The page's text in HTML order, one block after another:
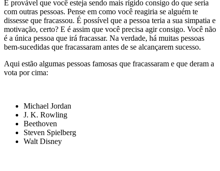
É provável que você esteja sendo mais rígido consigo do que seria
com outras pessoas. Pense em como você reagiria se alguém te
dissesse que fracassou. É possível que a pessoa teria a sua simpatia e
motivação, certo? E é assim que você precisa agir consigo. Você não
é a única pessoa que irá fracassar. Na verdade, há muitas pessoas
bem-sucedidas que fracassaram antes de se alcançarem sucesso.
Aqui estão algumas pessoas famosas que fracassaram e que deram a
vota por cima:
Michael Jordan
J. K. Rowling
Beethoven
Steven Spielberg
Walt Disney